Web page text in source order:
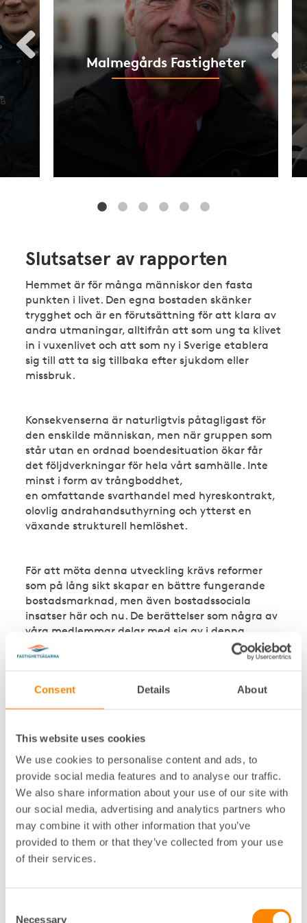
Consent Details About
This website uses cookies
We use cookies to personalise content and ads, to
provide social media features and to analyse our traffic.
We also share information about your use of our site with
our social media, advertising and analytics partners who
may combine it with other information that you’ve
provided to them or that they’ve collected from your use
of their services.
Necessary
Malmegårds Fastigheter
Slutsatser av rapporten
Hemmet är för många människor den fasta
punkten i livet. Den egna bostaden skänker
trygghet och är en förutsättning för att klara av
andra utmaningar, alltifrån att som ung ta klivet
in i vuxenlivet och att som ny i Sverige etablera
sig till att ta sig tillbaka efter sjukdom eller
missbruk.
Konsekvenserna är naturligtvis påtagligast för
den enskilde människan, men när gruppen som
står utan en ordnad boendesituation ökar får
det följdverkningar för hela vårt samhälle. Inte
minst i form av trångboddhet,
en omfattande svarthandel med hyreskontrakt,
olovlig andrahandsuthyrning och ytterst en
växande strukturell hemlöshet.
För att möta denna utveckling krävs reformer
som på lång sikt skapar en bättre fungerande
bostadsmarknad, men även bostadssociala
insatser här och nu. De berättelser som några av
våra medlemmar delar med sig av i denna
rapport ger goda exempel på hur privata
fastighetsägare kan hjälpa fler att hitta hem
kan göra stor nytta.